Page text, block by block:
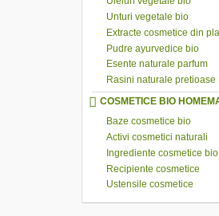
Unturi vegetale bio
Extracte cosmetice din
Pudre ayurvedice bio
Esente naturale parfum
Rasini naturale pretioase
COSMETICE BIO
Baze cosmetice bio
Activi cosmetici naturali
Ingrediente cosmetice bio
Recipiente cosmetice
Ustensile cosmetice